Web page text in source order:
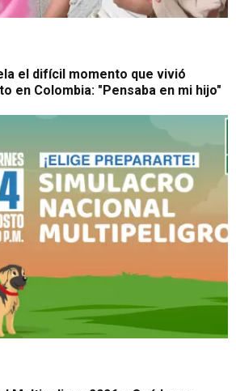
el difícil momento que vivió
en Colombia: "Pensaba en mi hijo"